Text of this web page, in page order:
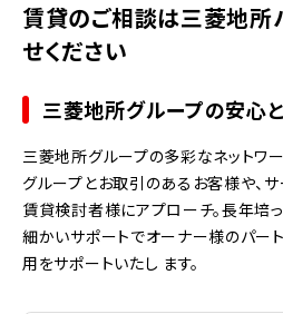
賃貸のご相談は三菱地所
せください
三菱地所グループの安心
三菱地所グループの多彩なネットワ
グループとお取引のあるお客様や、
賃貸検討者様にアプローチ。長年培
細かいサポートでオーナー様のパー
用をサポートいたし ます。